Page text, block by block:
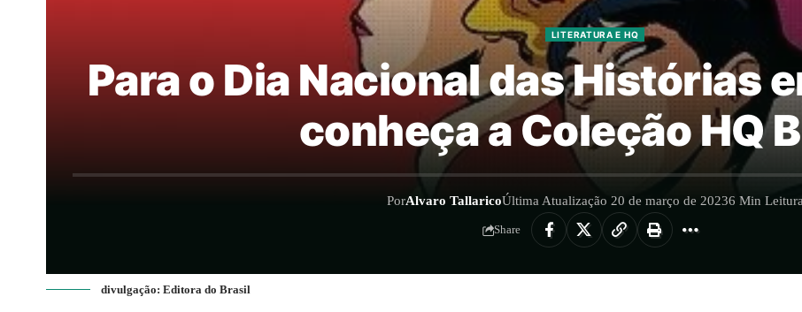
LITERATURA E HQ
Para o Dia Nacional das Histórias
conheça a Coleção HQ
PorAlvaro TallaricoÚltima Atualização 20 de março de 20236 Min Leitura
Share
divulgação: Editora do Brasil